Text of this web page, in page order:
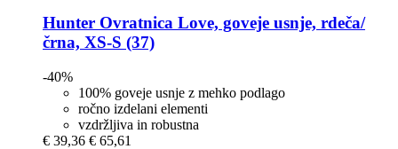
Hunter Ovratnica Love, goveje usnje, rdeča/
črna, XS-​S (37)
-40%
100% goveje usnje z mehko podlago
ročno izdelani elementi
vzdržljiva in robustna
€ 39,36 € 65,61